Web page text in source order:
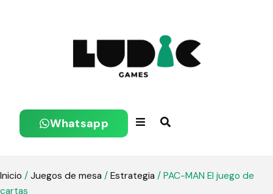
Whatsapp
Inicio /Juegos de mesa /Estrategia / PAC-MAN El juego de
cartas